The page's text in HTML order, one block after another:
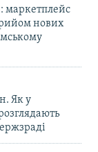
маркетплейс
нових
Як у